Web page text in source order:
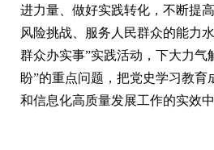
进力量、做好实践转化，不断提
风险挑战、服务人民群众的能力
群众办实事”实践活动，下大力气
盼”的重点问题，把党史学习教育
和信息化高质量发展工作的实效中